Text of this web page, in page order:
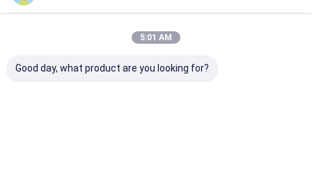
5:01 AM
Good day, what product are you looking for?